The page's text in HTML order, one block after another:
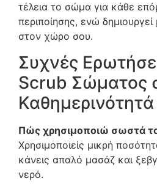
τέλεια το σώμα για κάθε
περιποίησης, ενώ
στον χώρο σου.
Συχνές
Scrub Σώματος
Πώς χρησιμοποιώ σωστά
Χρησιμοποιείς μικρή
κάνεις απαλό μασάζ και
νερό.